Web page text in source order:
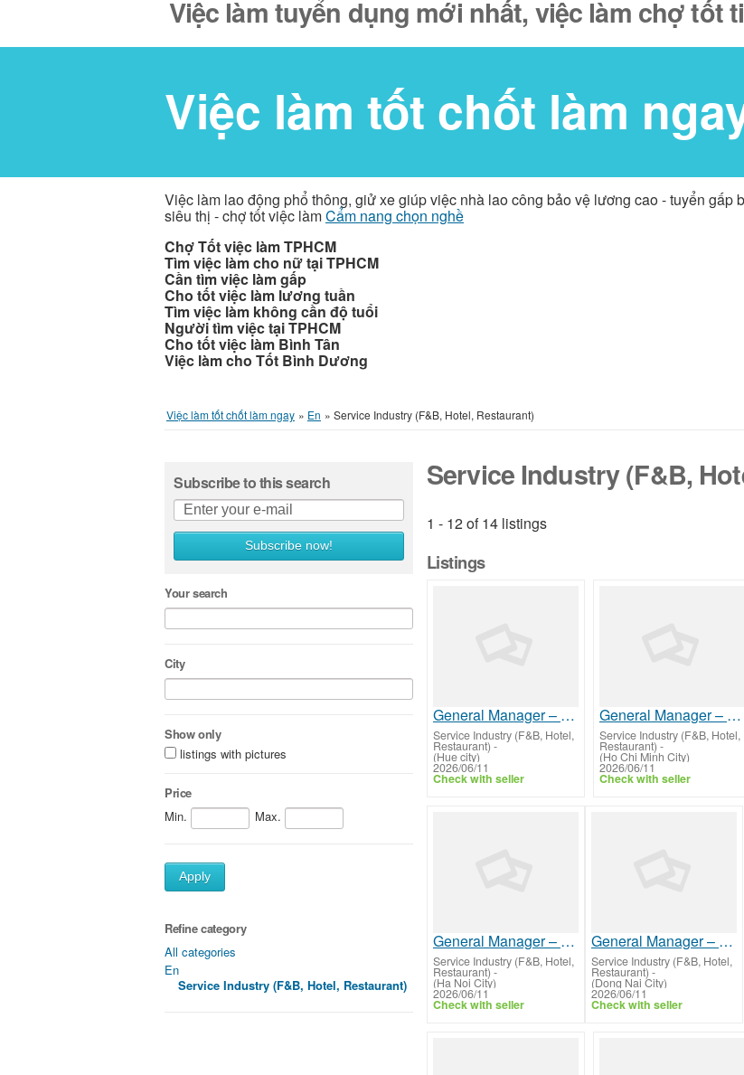
Việc làm tuyển dụng mới nhất, việc làm chợ tốt
Việc làm tốt chốt làm
Việc làm lao động phổ thông, giử xe giúp việc nhà lao công bảo vệ lương cao - tuyển gấp
siêu thị - chợ tốt việc làmCẩm nang chọn nghề
Chợ Tốt việc làm TPHCM
Tìm việc làm cho nữ tại TPHCM
Cần tìm việc làm gấp
Cho tốt việc làm lương tuần
Tìm việc làm không cần độ tuổi
Người tìm việc tại TPHCM
Cho tốt việc làm Bình Tân
Việc làm cho Tốt Bình Dương
Việc làm tốt chốt làm ngay » En » Service Industry (F&B, Hotel, Restaurant)
Subscribe to this search
Subscribe now!
Your search
City
Show only
listings with pictures
Price
Min.
Max.
Apply
Refine category
All categories
En
Service Industry (F&B, Hotel, Restaurant)
Service Industry (F&B,
1 - 12 of 14 listings
Listings
General Manager – Hotel Pre-Opening & Set-Up
Service Industry (F&B, Hotel,
Restaurant) -
(Hue city)
2026/06/11
Check with seller
General Manager – Hotel Pre-Opening & Set-Up
Service Industry (F&B, Hotel,
Restaurant) -
(Ho Chi Minh City)
2026/06/11
Check with seller
General Manager – Hotel Pre-Opening & Set-Up
Service Industry (F&B, Hotel,
Restaurant) -
(Ha Noi City)
2026/06/11
Check with seller
General Manager – Hotel Pre-Opening & Set-Up
Service Industry (F&B, Hotel,
Restaurant) -
(Dong Nai City)
2026/06/11
Check with seller